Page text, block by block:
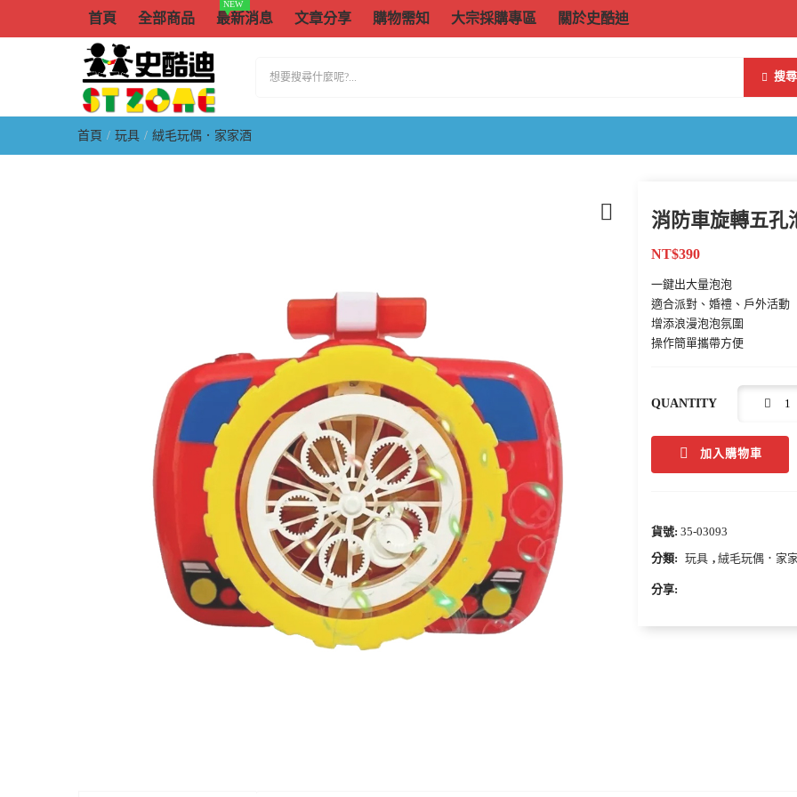
首頁 全部商品
NEW
最新消息 文章分享 購物需知 大宗採購專區 關於史酷迪
搜尋
首頁 玩具 絨毛玩偶．家家酒
消防車旋轉五孔
NT$390
一鍵出大量泡泡
適合派對、婚禮、戶外活動
增添浪漫泡泡氛圍
操作簡單攜帶方便
QUANTITY
加入購物車
貨號: 35-03093
分類: 玩具 , 絨毛玩偶．家
分享: